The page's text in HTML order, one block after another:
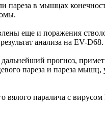
пареза в мышцах
еще и поражения
анализа на EV-D68.
прогноз,
пареза и пареза
вялого паралича с